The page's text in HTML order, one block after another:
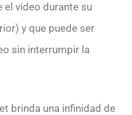
vídeo durante su
y que puede ser
sin interrumpir la
brinda una infinidad de